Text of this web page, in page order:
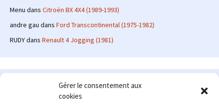
Gérer le consentement aux
cookies
Menu dans Citroën BX 4X4 (1989-1993)
andre gau dans Ford Transcontinental (1975-1982)
RUDYdans Renault 4 Jogging (1981)
Le site en quelques mots
: passionné d'automobile ancienne depuis de